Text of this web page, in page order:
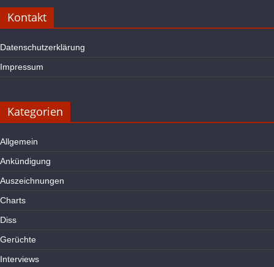
Kontakt
Datenschutzerklärung
Impressum
Kategorien
Allgemein
Ankündigung
Auszeichnungen
Charts
Diss
Gerüchte
Interviews